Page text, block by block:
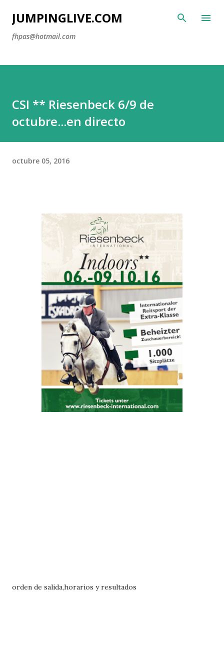
Ir al contenido principal
JUMPINGLIVE.COM
fhpas@hotmail.com
CSI ** Riesenbeck 6/9 de
octubre...en directo
octubre 05, 2016
orden de salida,horarios y resultados